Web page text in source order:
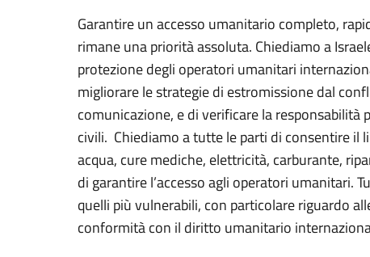
Garantire un accesso umanitario completo,
rimane una priorità assoluta. Chiediamo a
protezione degli operatori umanitari
migliorare le strategie di estromissione dal
comunicazione, e di verificare la
civili. Chiediamo a tutte le parti di consentire il
acqua, cure mediche, elettricità, carburante,
di garantire l’accesso agli operatori umanitari.
quelli più vulnerabili, con particolare riguardo
conformità con il diritto umanitario